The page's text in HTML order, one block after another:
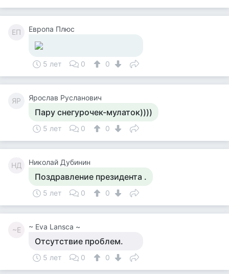
ЕП Европа Плюс
5 лет 0 0
ЯР Ярослав Русланович
Пару снегурочек-мулаток))))
5 лет 0 0
НД Николай Дубинин
Поздравление президента .
5 лет 0 0
~E ~ Eva Lansca ~
Отсутствие проблем.
5 лет 0 0